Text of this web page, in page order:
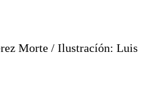
Morte / Ilustracíón: Luis